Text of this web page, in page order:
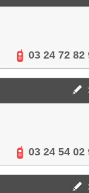
03 24 72 82
03 24 54 02